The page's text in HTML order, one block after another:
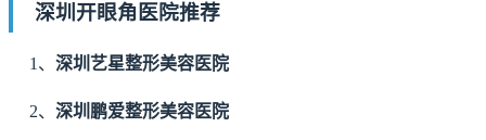
深圳开眼角医院推荐
1、深圳艺星整形美容医院
2、深圳鹏爱整形美容医院